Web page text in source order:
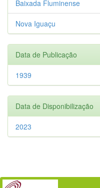
Baixada Fluminense
Nova Iguaçu
Data de Publicação
1939
Data de Disponibilização
2023